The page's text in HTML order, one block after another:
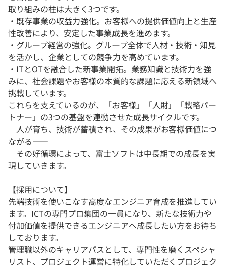
取り組みの柱は大きく3つです。
・既存事業の収益力強化。お客様への提供価値向上と生産
性改善により、安定した事業成長を進めます。
・グループ経営の強化。グループ全体で人材・技術・知見
を活かし、企業としての競争力を高めています。
・ITとOTを融合した新事業開拓。業務知識と技術力を強
みに、社会課題やお客様の本質的な課題に応える新領域へ
挑戦しています。
これらを支えているのが、「お客様」「人財」「戦略パー
トナー」の3つの基盤を連動させた成長サイクルです。
人が育ち、技術が蓄積され、その成果がお客様価値につ
ながる——
その好循環によって、富士ソフトは中長期での成長を実
現していきます。
【採用について】
先端技術を使いこなす高度なエンジニア育成を推進してい
ます。ICTの専門プロ集団の一員になり、新たな技術力や
付加価値を提供できるエンジニアへ成長したい方をお待ち
しております。
管理職以外のキャリアパスとして、専門性を磨くスペシャ
リスト、プロジェクト運営に特化していただくプロジェク